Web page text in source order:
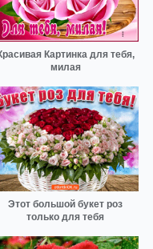
Картинка для тебя,
милая
Этот большой букет роз
только для тебя